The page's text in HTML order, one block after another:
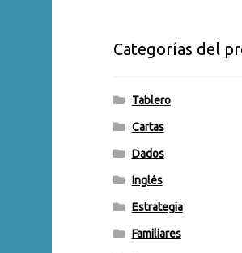
Categorías del
Tablero
Cartas
Dados
Inglés
Estrategia
Familiares